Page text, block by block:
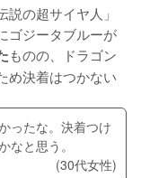
の超サイヤ人」
ゴジータブルーが
ものの、ドラゴン
め決着はつかない
ったな。決着つけ
なと思う。
(30代女性)